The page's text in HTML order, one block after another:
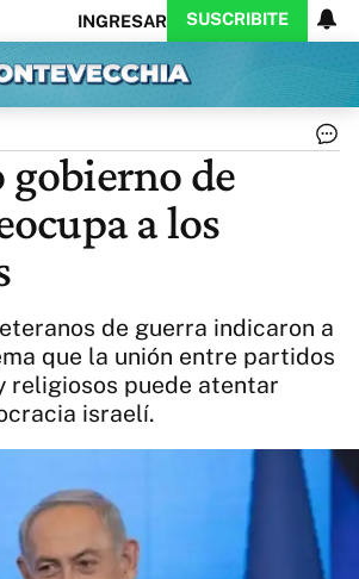
INGRESAR SUSCRIBITE
Ahora
Opinión
Arte
Educación
Clima
Exitoina
Turismo
Córdoba
Gaming
Vivo
gobierno de
a los
de guerra indicaron a
que la unión entre partidos
religiosos puede atentar
israelí.